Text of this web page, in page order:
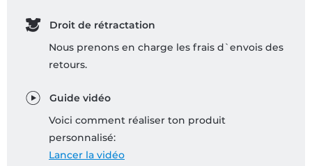
Droit de rétractation
Nous prenons en charge les frais d`envois des
retours.
Guide vidéo
Voici comment réaliser ton produit
personnalisé:
Lancer la vidéo